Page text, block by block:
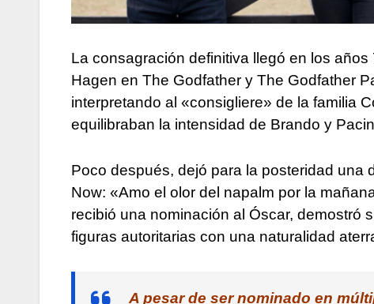
La consagración definitiva llegó en los
Hagen en The Godfather y The Godfather
interpretando al «consigliere» de la familia
equilibraban la intensidad de Brando y
Poco después, dejó para la posteridad una
Now: «Amo el olor del napalm por la
recibió una nominación al Óscar, demostró
figuras autoritarias con una naturalidad
A pesar de ser nominado en